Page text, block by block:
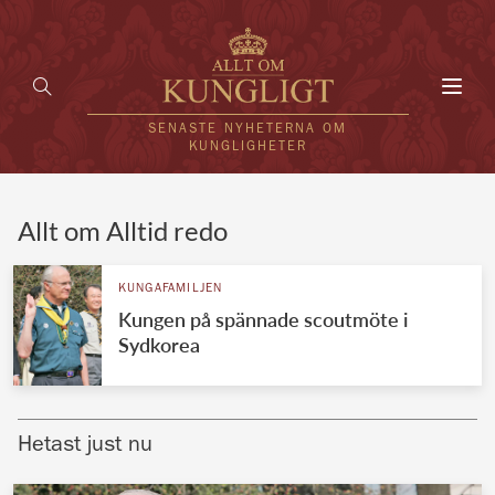
SENASTE NYHETERNA OM
KUNGLIGHETER
UTLÄNDSKT
VÄRLDENS KUNGAHUS
Brittiska kungahuset
Allt om Alltid redo
KUNGAFAMILJEN
Kungen på spännade scoutmöte i
Sydkorea
Hetast just nu